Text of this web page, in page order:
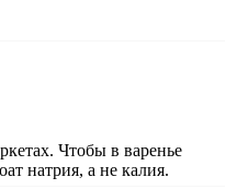
Чтобы в варенье
натрия, а не калия.